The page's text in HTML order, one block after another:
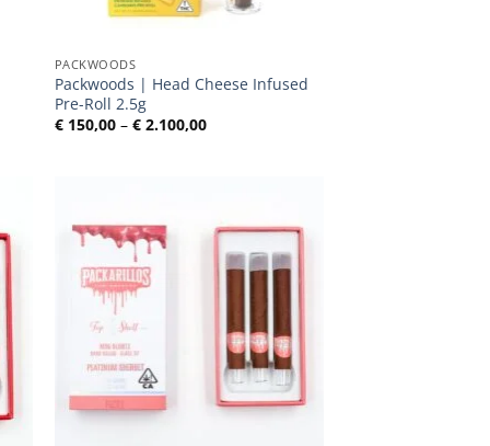
PACKWOODS
Packwoods | Head Cheese Infused
Pre-Roll 2.5g
€150,00 – €2.100,00Preisspanne: